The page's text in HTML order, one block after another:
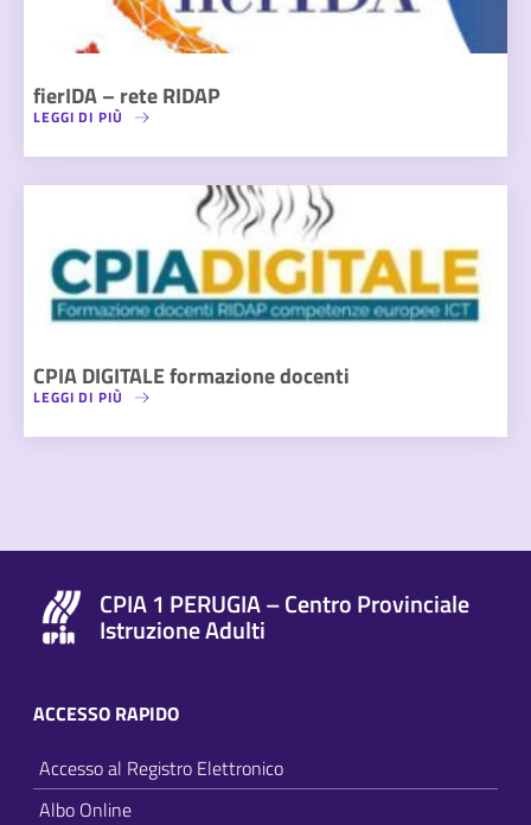
fierIDA – rete RIDAP
LEGGI DI PIÙ
CPIA DIGITALE formazione docenti
LEGGI DI PIÙ
CPIA 1 PERUGIA – Centro Provinciale
Istruzione Adulti
ACCESSO RAPIDO
Accesso al Registro Elettronico
Albo Online